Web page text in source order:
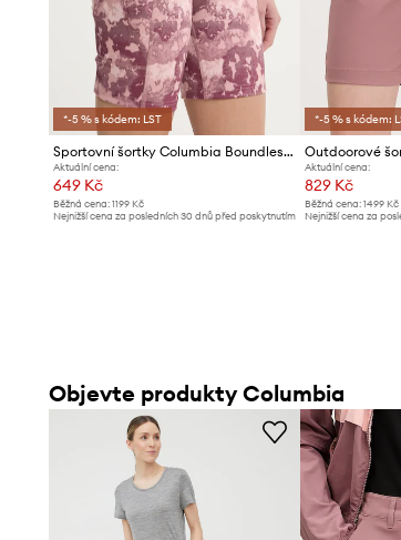
*-5 % s kódem: LST
Sportovní šortky Columbia Boundless Trek
Aktuální cena:
649 Kč
Běžná cena: 1199 Kč
Nejnižší cena za posledních 30 dnů před poskytnutím
*-5 % s kódem:
Aktuální cena:
829 Kč
Běžná cena:1499 Kč
Nejnižší cena za
Objevte produkty Columbia